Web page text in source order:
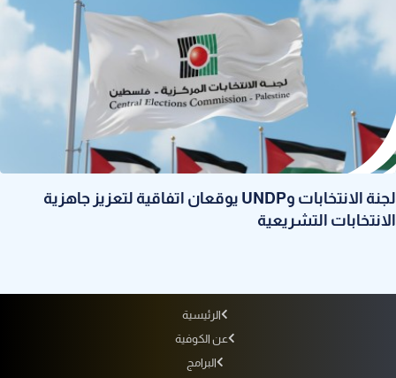
لجنة الانتخابات وUNDP يوقعان اتفاقية لتعزيز جاهزية
الانتخابات التشريعية
الرئيسية
عن الكوفية
البرامج